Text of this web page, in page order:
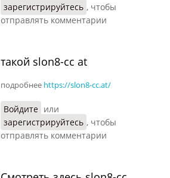
зарегистрируйтесь , чтобы
отправлять комментарии
такой slon8-cc at
подробнее https://slon8-cc.at/
Войдите или
зарегистрируйтесь , чтобы
отправлять комментарии